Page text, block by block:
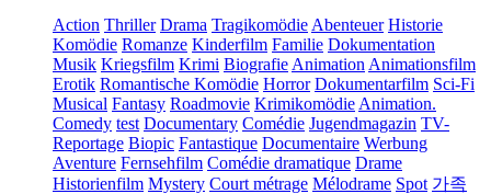
Action Thriller Drama Tragikomödie Abenteuer Historie
Komödie Romanze Kinderfilm Familie Dokumentation
Musik Kriegsfilm Krimi Biografie Animation Animationsfilm
Erotik Romantische Komödie Horror Dokumentarfilm Sci-Fi
Musical Fantasy Roadmovie Krimikomödie Animation.
Comedy test Documentary Comédie Jugendmagazin TV-
Reportage Biopic Fantastique Documentaire Werbung
Aventure Fernsehfilm Comédie dramatique Drame
Historienfilm Mystery Court métrage Mélodrame Spot 가족